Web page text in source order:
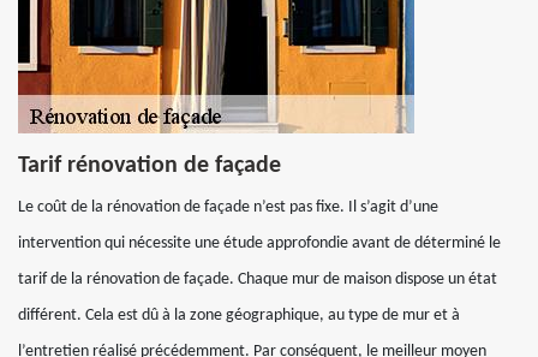
Tarif rénovation de façade
Le coût de la rénovation de façade n’est pas fixe. Il s’agit d’une
intervention qui nécessite une étude approfondie avant de déterminé le
tarif de la rénovation de façade. Chaque mur de maison dispose un état
différent. Cela est dû à la zone géographique, au type de mur et à
l’entretien réalisé précédemment. Par conséquent, le meilleur moyen